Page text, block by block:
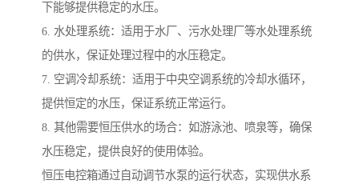
下能够提供稳定的水压。
6. 水处理系统：适用于水厂、污水处理厂等水处理系统
的供水，保证处理过程中的水压稳定。
7. 空调冷却系统：适用于中央空调系统的冷却水循环，
提供恒定的水压，保证系统正常运行。
8. 其他需要恒压供水的场合：如游泳池、喷泉等，确保
水压稳定，提供良好的使用体验。
恒压电控箱通过自动调节水泵的运行状态，实现供水系